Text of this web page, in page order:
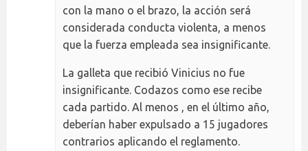
con la mano o el brazo, la acción será
considerada conducta violenta, a menos
que la fuerza empleada sea insignificante.
La galleta que recibió Vinicius no fue
insignificante. Codazos como ese recibe
cada partido. Al menos , en el último año,
deberían haber expulsado a 15 jugadores
contrarios aplicando el reglamento.